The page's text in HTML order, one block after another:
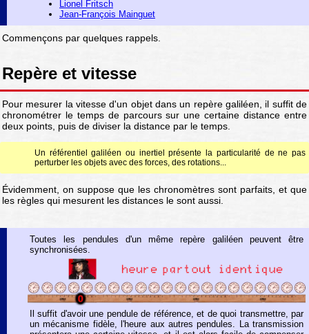
Lionel Fritsch
Jean-François Mainguet
Commençons par quelques rappels.
Repère et vitesse
Pour mesurer la vitesse d'un objet dans un repère galiléen, il suffit de
chronométrer le temps de parcours sur une certaine distance entre
deux points, puis de diviser la distance par le temps.
Un référentiel galiléen ou inertiel présente la particularité de ne pas
perturber les objets avec des forces, des rotations...
Évidemment, on suppose que les chronomètres sont parfaits, et que
les règles qui mesurent les distances le sont aussi.
Toutes les pendules d'un même repère galiléen peuvent être
synchronisées.
Il suffit d'avoir une pendule de référence, et de quoi transmettre, par
un mécanisme fidèle, l'heure aux autres pendules. La transmission